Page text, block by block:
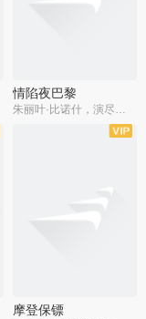
情陷夜巴黎
摩登保镖